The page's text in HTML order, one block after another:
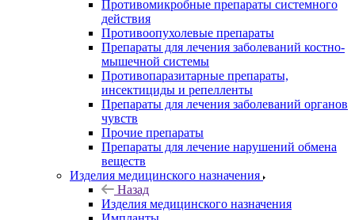
Противомикробные препараты системного
действия
Противоопухолевые препараты
Препараты для лечения заболеваний костно-
мышечной системы
Противопаразитарные препараты,
инсектициды и репелленты
Препараты для лечения заболеваний органов
чувств
Прочие препараты
Препараты для лечение нарушений обмена
веществ
Изделия медицинского назначения
Назад
Изделия медицинского назначения